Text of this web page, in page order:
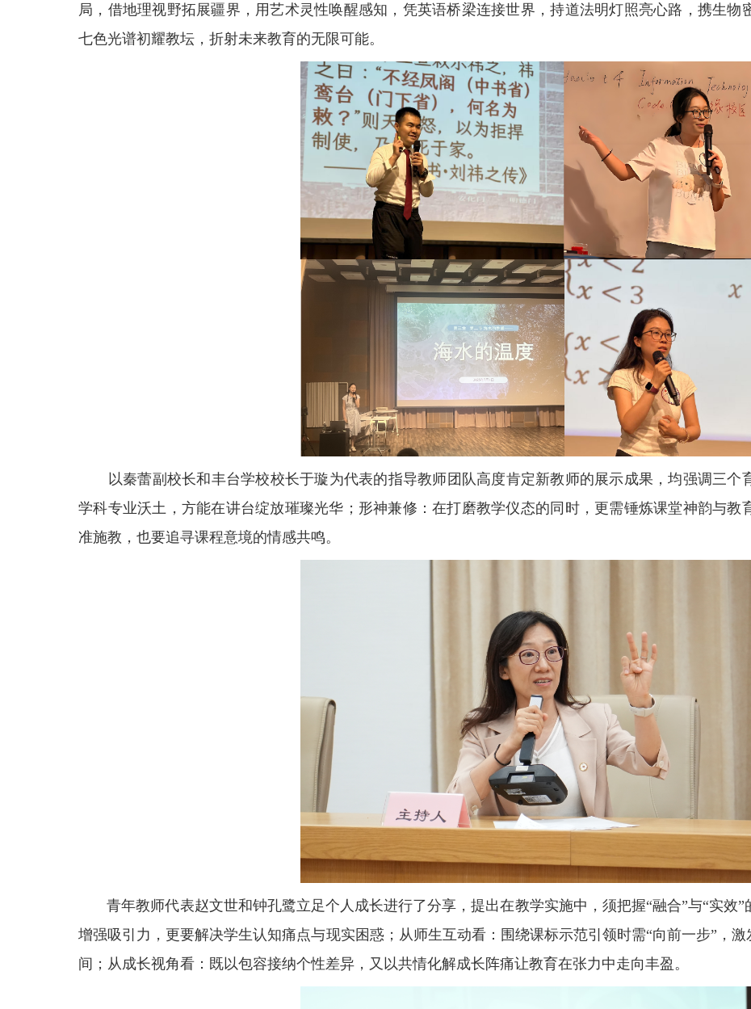
局，借地理视野拓展疆界，用艺术灵性唤醒感知，凭英语桥梁连接世界，持道法明灯照亮心路，携生物
七色光谱初耀教坛，折射未来教育的无限可能。
以秦蕾副校长和丰台学校校长于璇为代表的指导教师团队高度肯定新教师的展示成果，均强调三
学科专业沃土，方能在讲台绽放璀璨光华；形神兼修：在打磨教学仪态的同时，更需锤炼课堂神韵与教
准施教，也要追寻课程意境的情感共鸣。
青年教师代表赵文世和钟孔鹭立足个人成长进行了分享，提出在教学实施中，须把握“融合”与“实效
增强吸引力，更要解决学生认知痛点与现实困惑；从师生互动看：围绕课标示范引领时需“向前一步”，
间；从成长视角看：既以包容接纳个性差异，又以共情化解成长阵痛让教育在张力中走向丰盈。